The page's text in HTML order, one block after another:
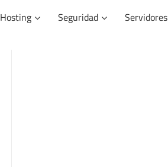
Hosting Seguridad Servidores